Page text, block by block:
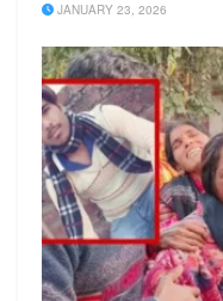
JANUARY 23, 2026